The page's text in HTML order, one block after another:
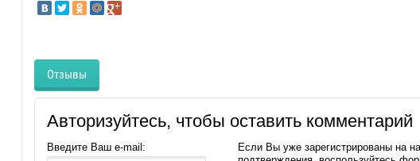
Отзывы
Авторизуйтесь, чтобы оставить комментарий
Введите Ваш e-mail:
Если Вы уже зарегистрированы на